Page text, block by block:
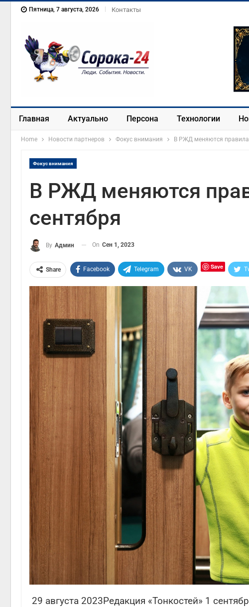
Пятница, 7 августа, 2026 Контакты
Главная Актуально Персона Технологии
Home Новости партнеров Фокус внимания В РЖД меняются правила
Фокус внимания
В РЖД меняются
сентября
By Админ On Сен 1, 2023
Share Facebook Telegram VK Save
29 августа 2023Редакция «Тонкостей» 1